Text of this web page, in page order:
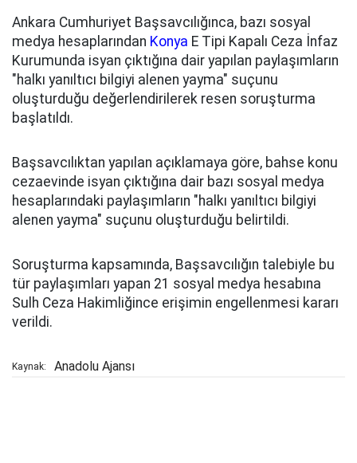
Ankara Cumhuriyet Başsavcılığınca, bazı sosyal
medya hesaplarından Konya E Tipi Kapalı Ceza İnfaz
Kurumunda isyan çıktığına dair yapılan paylaşımların
"halkı yanıltıcı bilgiyi alenen yayma" suçunu
oluşturduğu değerlendirilerek resen soruşturma
başlatıldı.
Başsavcılıktan yapılan açıklamaya göre, bahse konu
cezaevinde isyan çıktığına dair bazı sosyal medya
hesaplarındaki paylaşımların "halkı yanıltıcı bilgiyi
alenen yayma" suçunu oluşturduğu belirtildi.
Soruşturma kapsamında, Başsavcılığın talebiyle bu
tür paylaşımları yapan 21 sosyal medya hesabına
Sulh Ceza Hakimliğince erişimin engellenmesi kararı
verildi.
Kaynak: Anadolu Ajansı